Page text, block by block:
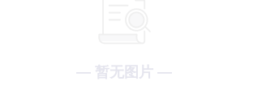
— 暂无图片 —